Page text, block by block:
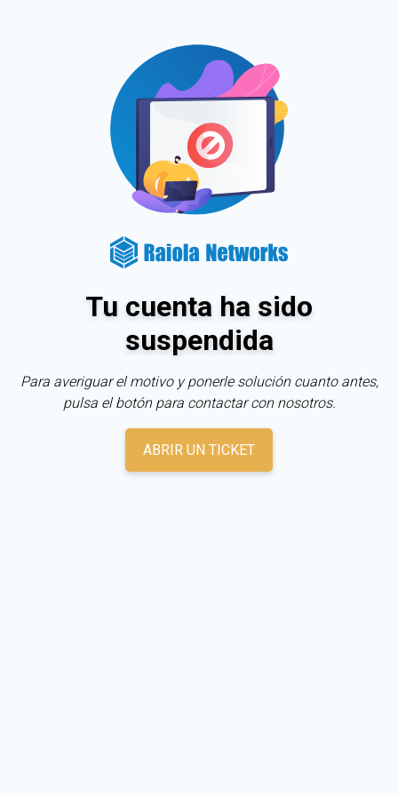
Tu cuenta ha sido
suspendida
Para averiguar el motivo y ponerle solución cuanto antes,
pulsa el botón para contactar con nosotros.
ABRIR UN TICKET